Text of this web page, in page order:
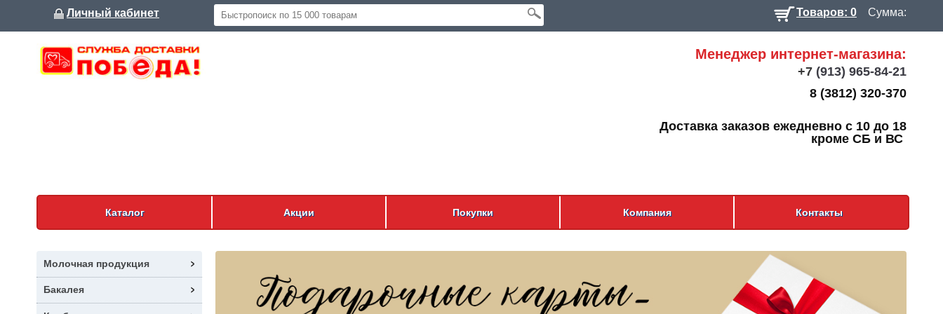
Личный кабинет Товаров: 0 Сумма:
Менеджер интернет-магазина:
+7 (913) 965-84-21
8 (3812) 320-370
Доставка заказов ежедневно с 10 до 18
кроме СБ и ВС
Каталог Акции Покупки Компания Контакты
Молочная продукция
Бакалея